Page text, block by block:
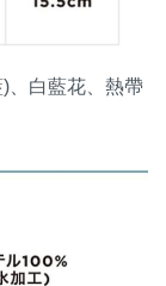
、白藍花、熱帶